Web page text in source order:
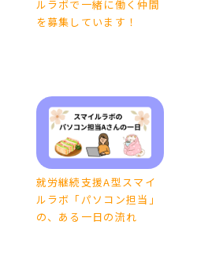
ルラボで一緒に働く仲間
を募集しています！
就労継続支援A型スマイ
ルラボ「パソコン担当」
の、ある一日の流れ